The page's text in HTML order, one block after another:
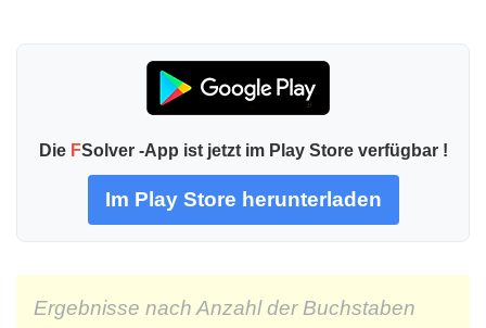
Die FSolver -App ist jetzt im Play Store verfügbar !
Im Play Store herunterladen
Ergebnisse nach Anzahl der Buchstaben